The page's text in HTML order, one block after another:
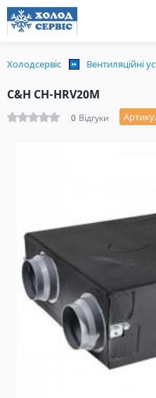
Холодсервіс Вентиляційні
C&H CH-HRV20M
0 Відгуки